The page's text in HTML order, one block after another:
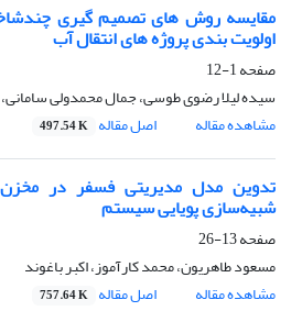
مقایسه روش های تصمیم گیری
اولویت بندی پروژه های انتقال آب
صفحه1-12
سیده لیلا رضوی طوسی، جمال محمدولی سامانی،
مشاهده مقاله
اصل مقاله 497.54 K
تدوین مدل مدیریتی فسفر در مخزن
شبیه‌سازی پویایی سیستم
صفحه13-26
مسعود طاهریون، محمد کارآموز، اکبر باغوند
مشاهده مقاله
اصل مقاله 757.64 K